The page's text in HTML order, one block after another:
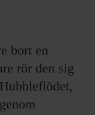
bort en
rör den sig